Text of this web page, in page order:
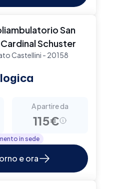
San
Schuster
Castellini - 20158
A partire da
115€
in sede
e ora